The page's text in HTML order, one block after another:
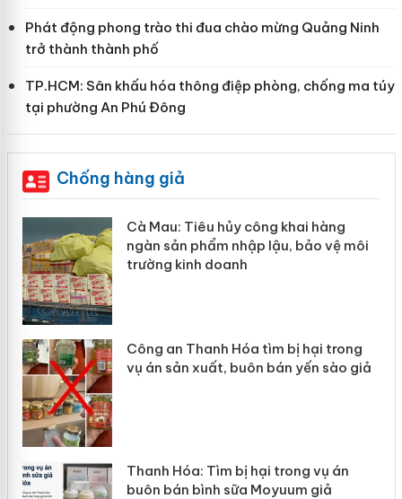
Phát động phong trào thi đua chào mừng Quảng Ninh
trở thành thành phố
TP.HCM: Sân khấu hóa thông điệp phòng, chống ma túy
tại phường An Phú Đông
Chống hàng giả
Cà Mau: Tiêu hủy công khai hàng
ngàn sản phẩm nhập lậu, bảo vệ môi
trường kinh doanh
Công an Thanh Hóa tìm bị hại trong
vụ án sản xuất, buôn bán yến sào giả
Thanh Hóa: Tìm bị hại trong vụ án
buôn bán bình sữa Moyuum giả